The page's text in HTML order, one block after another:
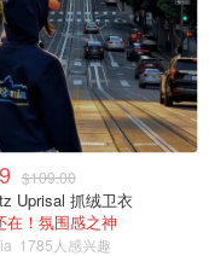
$109.00
Uprisal 抓绒卫衣
在！氛围感之神
1785人感兴趣